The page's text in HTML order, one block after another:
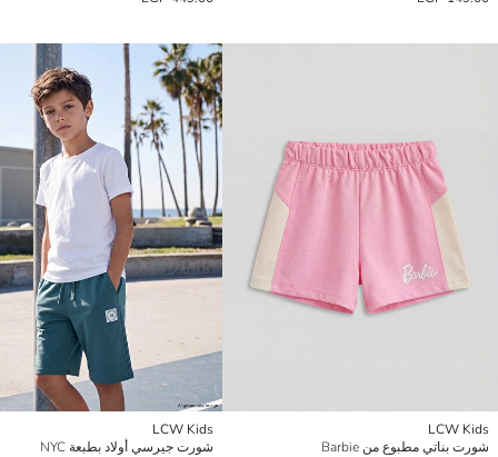
LCW Kids
شورت بناتي مطبوع من Barbie
LCW Kids
شورت جيرسي أولاد بطبعة NYC